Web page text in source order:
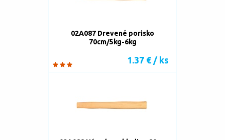
02A087 Drevené porisko
70cm/5kg-6kg
1.37 € / ks